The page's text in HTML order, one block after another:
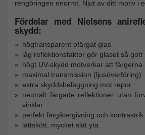
rengöringen enormt. Njut av ditt motiv i
Fördelar med Nielsens
skydd:
högtransparent ofärgat glas
låg reflektionsfaktor gör glaset så gott
högt UV-skydd motverkar att färgerna
maximal transmission (ljusöverföring)
extra skyddsbeläggning mot repor
neutralt färgade reflektioner utan
vinklar
perfekt färgåtergivning och
lättskött, mycket slät yta.